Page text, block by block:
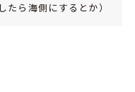
たら海側にするとか）